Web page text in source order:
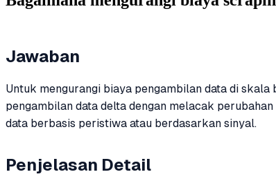
Jawaban
Untuk mengurangi biaya pengambilan data di
pengambilan data delta dengan melacak
data berbasis peristiwa atau berdasarkan sinyal.
Penjelasan Detail